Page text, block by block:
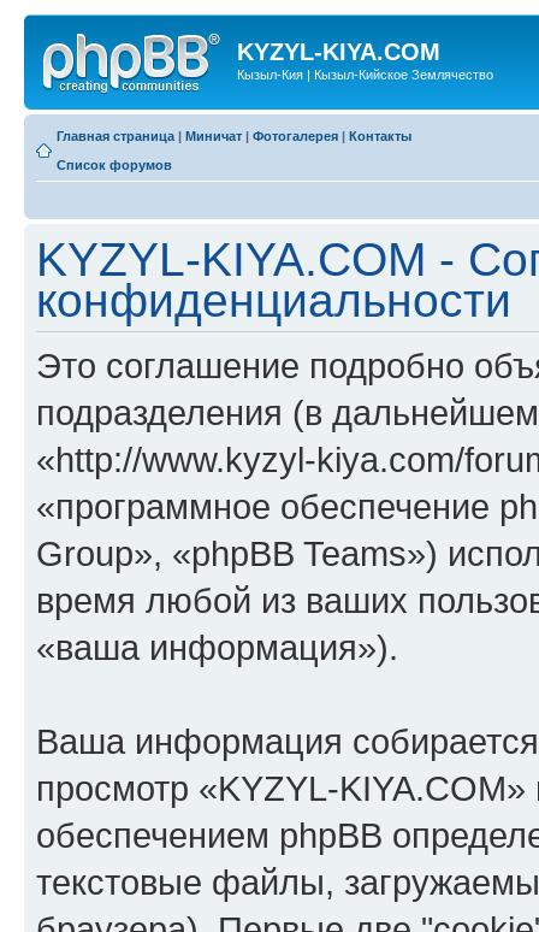
KYZYL-KIYA.COM
Кызыл-Кия | Кызыл-Кийское Землячество
Главная страница | Миничат | Фотогалерея | Контакты
Список форумов
KYZYL-KIYA.COM -
конфиденциальности
Это соглашение подробно
подразделения (в
«http://www.kyzyl-kiya.com/
«программное обеспечение
Group», «phpBB Teams»)
время любой из ваших
«ваша информация»).
Ваша информация
просмотр «KYZYL-
обеспечением phpBB
текстовые файлы,